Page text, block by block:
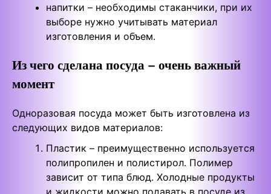
напитки – необходимы стаканчики, при их
выборе нужно учитывать материал
изготовления и объем.
Из чего сделана посуда – очень важный
момент
Одноразовая посуда может быть изготовлена из
следующих видов материалов:
Пластик – преимущественно используется
полипропилен и полистирол. Полимер
зависит от типа блюд. Холодные продукты